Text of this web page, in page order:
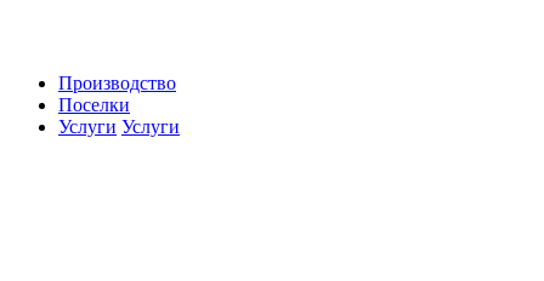
Производство
Поселки
Услуги Услуги